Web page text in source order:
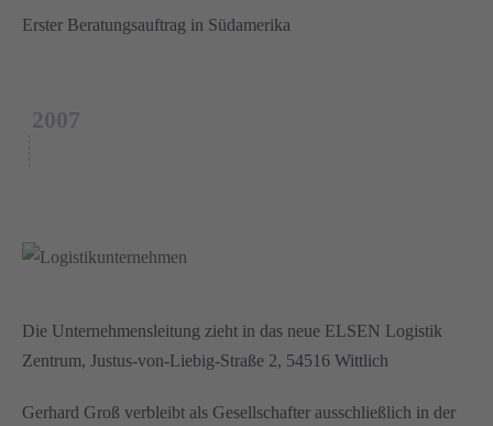
Erster Beratungsauftrag in Südamerika
2007
Die Unternehmensleitung zieht in das neue ELSEN Logistik
Zentrum, Justus-von-Liebig-Straße 2, 54516 Wittlich
Gerhard Groß verbleibt als Gesellschafter ausschließlich in der